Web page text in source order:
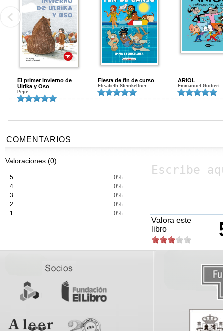
El primer invierno de
Ulrika y Oso
Pepe
Fiesta de fin de curso
Elisabeth Steinkellner
ARIOL
Emmanuel Guibert
COMENTARIOS
Valoraciones (0)
5
0%
4
0%
3
0%
2
0%
1
0%
Valora este
libro